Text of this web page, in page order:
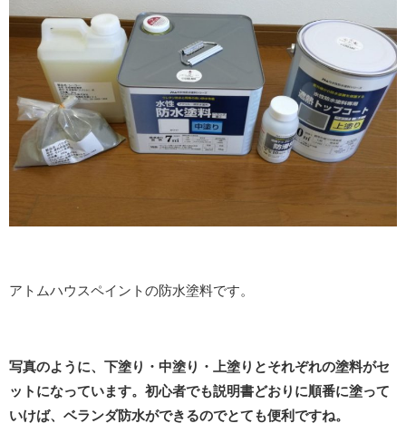
アトムハウスペイントの防水塗料です。
写真のように、下塗り・中塗り・上塗りとそれぞれの塗料がセ
ットになっています。初心者でも説明書どおりに順番に塗って
いけば、ベランダ防水ができるのでとても便利ですね。